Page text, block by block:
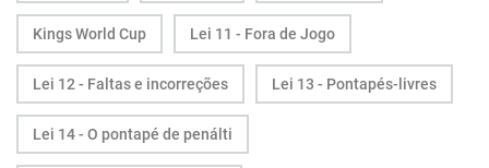
Kings World Cup Lei 11 - Fora de Jogo
Lei 12 - Faltas e incorreções Lei 13 - Pontapés-livres
Lei 14 - O pontapé de penálti